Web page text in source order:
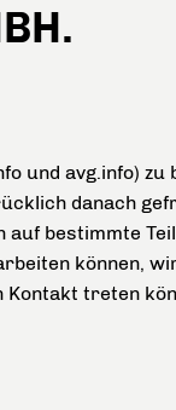
und avg.info) zu
danach
auf bestimmte
können,
treten